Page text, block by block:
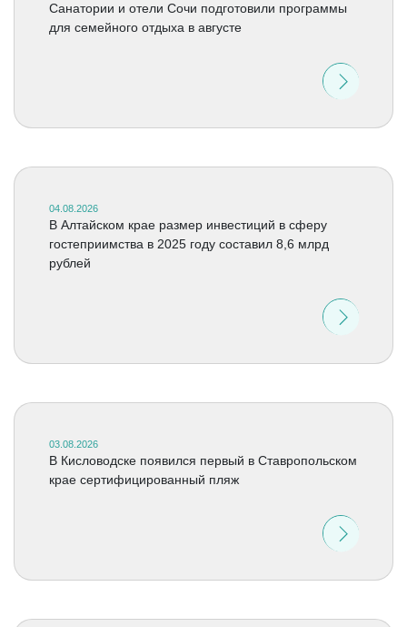
Санатории и отели Сочи подготовили программы
для семейного отдыха в августе
04.08.2026
В Алтайском крае размер инвестиций в сферу
гостеприимства в 2025 году составил 8,6 млрд
рублей
03.08.2026
В Кисловодске появился первый в Ставропольском
крае сертифицированный пляж